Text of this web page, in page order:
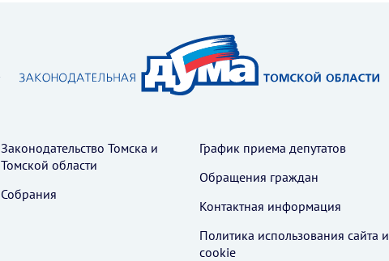
Законодательство Томска и
Томской области
Собрания
График приема депутатов
Обращения граждан
Контактная информация
Политика использования cайта и
cookie